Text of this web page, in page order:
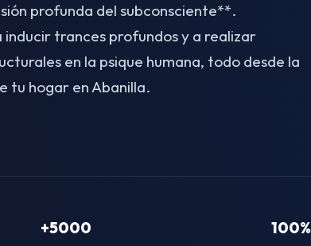
profunda del subconsciente**.
inducir trances profundos y a realizar
en la psique humana, todo desde la
tu hogar en Abanilla.
+5000 100%